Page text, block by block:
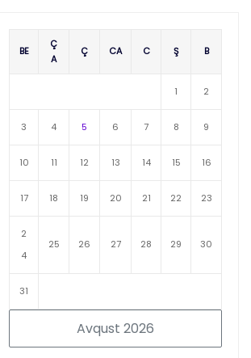
Avqust 2026
BE
Ç
A
Ç CA C Ş B
1 2
3 4 5 6 7 8 9
10 11 12 13 14 15 16
17 18 19 20 21 22 23
2
4
25 26 27 28 29 30
31